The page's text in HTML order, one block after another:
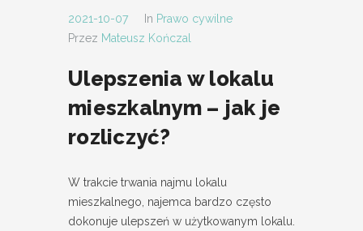
2021-10-07 In Prawo cywilne
Przez Mateusz Kończal
Ulepszenia w lokalu
mieszkalnym – jak je
rozliczyć?
W trakcie trwania najmu lokalu
mieszkalnego, najemca bardzo często
dokonuje ulepszeń w użytkowanym lokalu.